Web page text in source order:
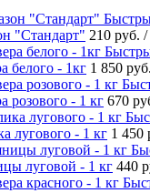
"Стандарт" 210 руб. /
белого - 1кг 1 850 руб.
розового - 1 кг 670
лугового - 1 кг 1 450
луговой - 1 кг 440